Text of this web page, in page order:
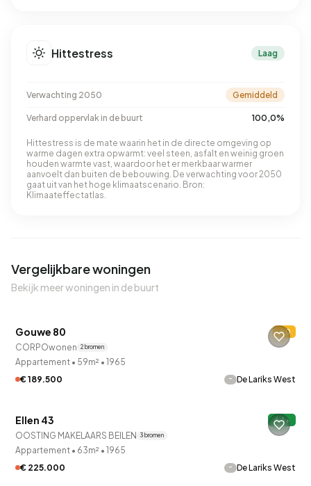
Hittestress Laag
Verwachting 2050 Gemiddeld
Verhard oppervlak in de buurt 100,0%
Hittestress is de mate waarin het in de directe omgeving op
warme dagen extra opwarmt: veel steen, asfalt en weinig groen
houden warmte vast, waardoor het er merkbaar warmer
aanvoelt dan buiten de bebouwing. De verwachting voor 2050
gaat uit van het hoge klimaatscenario. Bron:
Klimaateffectatlas.
Vergelijkbare woningen
Bekijk meer woningen in de buurt
Verkocht onder voorbehoud
QUICKLANE™
Gouwe 80 D
CORPOwonen 2 bronnen
Appartement • 59m² • 1965
€ 189.500
- De Lariks West
QUICKLANE™
Ellen 43 A+
OOSTING MAKELAARS BEILEN 3 bronnen
Appartement • 63m² • 1965
€ 225.000
- De Lariks West
QUICKLANE™